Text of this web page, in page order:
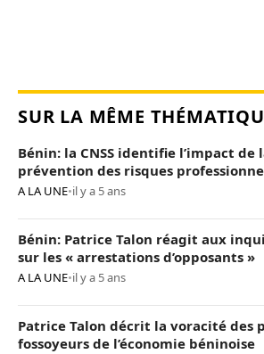
SUR LA MÊME
Bénin: la CNSS identifie l’impact de
prévention des risques
A LA UNE•il y a 5 ans
Bénin: Patrice Talon réagit aux
sur les « arrestations d’opposants »
A LA UNE•il y a 5 ans
Patrice Talon décrit la voracité des
fossoyeurs de l’économie béninoise